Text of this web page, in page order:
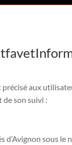
précisé aux
son suivi :
d’Avignon sous le